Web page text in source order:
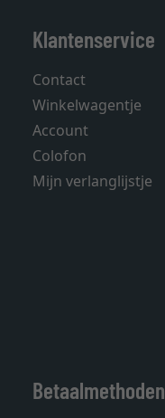
Klantenservice
Contact
Winkelwagentje
Account
Colofon
Mijn verlanglijstje
Betaalmethoden